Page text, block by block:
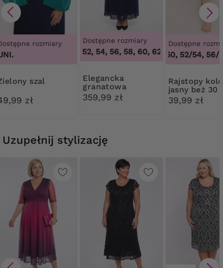
rozmiary
Zielony szal
zł
Dostępne rozmiary
46, 48, 50, 52, 54, 56, 58, 60, 62, 64, 46, 48, 50,
Elegancka
granatowa
sukienka z ozdobą
359,99 zł
Dostępne
44/46, 48/50, 52/54, 56/
Rajstopy kolor
jasny beż 30
Ribessa
39,99 zł
Uzupełnij stylizację